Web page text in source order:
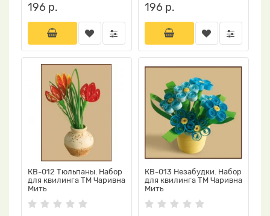
196 р. 196 р.
КВ-012 Тюльпаны. Набор
для квилинга ТМ Чаривна
Мить
КВ-013 Незабудки. Набор
для квилинга ТМ Чаривна
Мить